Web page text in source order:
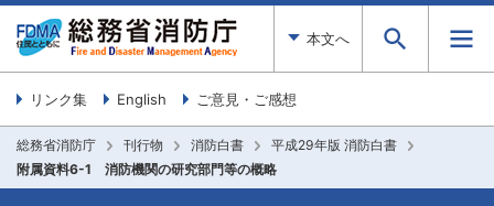
本文へ
リンク集 English ご意見・ご感想
総務省消防庁 刊行物 消防白書
平成29年版 消防白書
附属資料6-1 消防機関の研究部門等の概略